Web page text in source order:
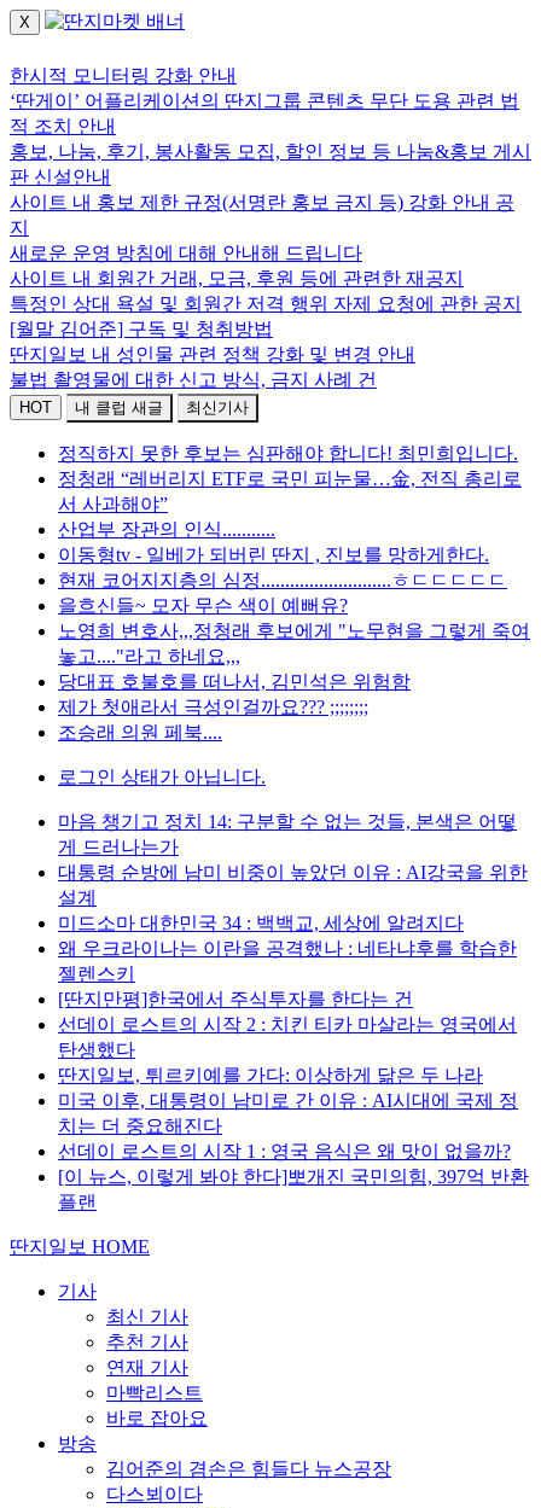
X
한시적 모니터링 강화 안내
‘딴게이’ 어플리케이션의 딴지그룹 콘텐츠 무단 도용 관련 법
적 조치 안내
홍보, 나눔, 후기, 봉사활동 모집, 할인 정보 등 나눔&홍보 게시
판 신설안내
사이트 내 홍보 제한 규정(서명란 홍보 금지 등) 강화 안내 공
지
새로운 운영 방침에 대해 안내해 드립니다
사이트 내 회원간 거래, 모금, 후원 등에 관련한 재공지
특정인 상대 욕설 및 회원간 저격 행위 자제 요청에 관한 공지
[월말 김어준] 구독 및 청취방법
딴지일보 내 성인물 관련 정책 강화 및 변경 안내
불법 촬영물에 대한 신고 방식, 금지 사례 건
HOT 내 클럽 새글 최신기사
정직하지 못한 후보는 심판해야 합니다! 최민희입니다.
정청래 “레버리지 ETF로 국민 피눈물…金, 전직 총리로
서 사과해야”
산업부 장관의 인식...........
이동형tv - 일베가 되버린 딴지 , 진보를 망하게한다.
현재 코어지지층의 심정...........................ㅎㄷㄷㄷㄷㄷ
을흐신들~ 모자 무슨 색이 예뻐유?
노영희 변호사,,,정청래 후보에게 "노무현을 그렇게 죽여
놓고...."라고 하네요,,,
당대표 호불호를 떠나서, 김민석은 위험함
제가 첫애라서 극성인걸까요??? ;;;;;;;;
조승래 의원 페북....
로그인 상태가 아닙니다.
마음 챙기고 정치 14: 구분할 수 없는 것들, 본색은 어떻
게 드러나는가
대통령 순방에 남미 비중이 높았던 이유 : AI강국을 위한
설계
미드소마 대한민국 34 : 백백교, 세상에 알려지다
왜 우크라이나는 이란을 공격했나 : 네타냐후를 학습한
젤렌스키
[딴지만평]한국에서 주식투자를 한다는 건
선데이 로스트의 시작 2 : 치킨 티카 마살라는 영국에서
탄생했다
딴지일보, 튀르키예를 가다: 이상하게 닮은 두 나라
미국 이후, 대통령이 남미로 간 이유 : AI시대에 국제 정
치는 더 중요해진다
선데이 로스트의 시작 1 : 영국 음식은 왜 맛이 없을까?
[이 뉴스, 이렇게 봐야 한다]뽀개진 국민의힘, 397억 반환
플랜
딴지일보 HOME
기사
최신 기사
추천 기사
연재 기사
마빡리스트
바로 잡아요
방송
김어준의 겸손은 힘들다 뉴스공장
다스뵈이다